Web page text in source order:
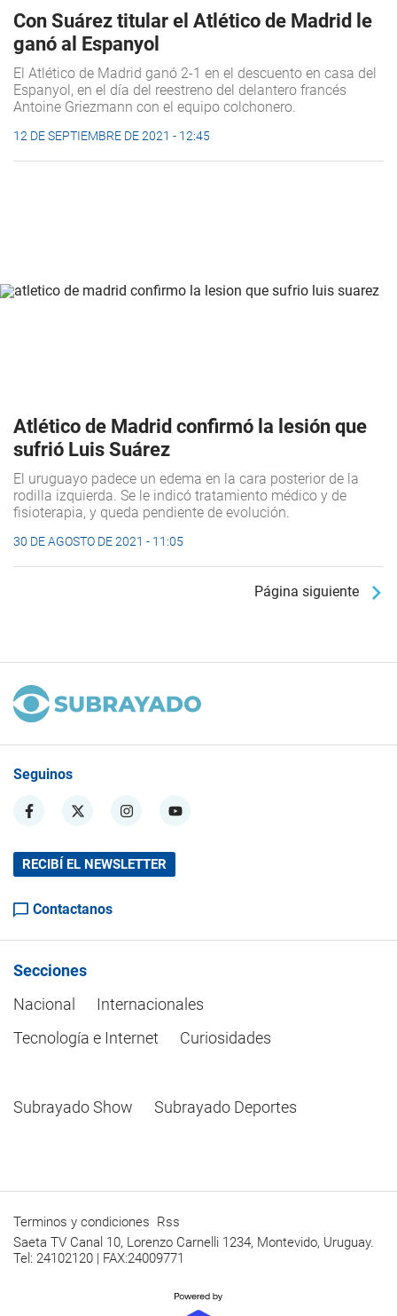
Con Suárez titular el Atlético de Madrid le
ganó al Espanyol
El Atlético de Madrid ganó 2-1 en el descuento en casa del
Espanyol, en el día del reestreno del delantero francés
Antoine Griezmann con el equipo colchonero.
12 DE SEPTIEMBRE DE 2021 - 12:45
Atlético de Madrid confirmó la lesión que
sufrió Luis Suárez
El uruguayo padece un edema en la cara posterior de la
rodilla izquierda. Se le indicó tratamiento médico y de
fisioterapia, y queda pendiente de evolución.
30 DE AGOSTO DE 2021 - 11:05
Página siguiente
Seguinos
RECIBÍ EL NEWSLETTER
Contactanos
Secciones
Nacional
Internacionales
Tecnología e Internet
Curiosidades
Subrayado Show Subrayado Deportes
Terminos y condiciones Rss
Saeta TV Canal 10, Lorenzo Carnelli 1234, Montevido, Uruguay.
Tel: 24102120 | FAX:24009771